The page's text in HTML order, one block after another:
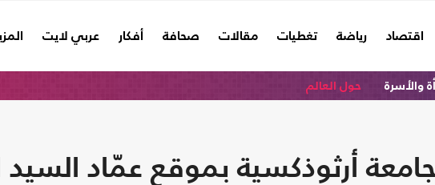
اقتصاد رياضة تغطيات مقالات صحافة أفكار عربي لايت
والأسرة حول العالم
جامعة أرثوذكسية بموقع عمّاد